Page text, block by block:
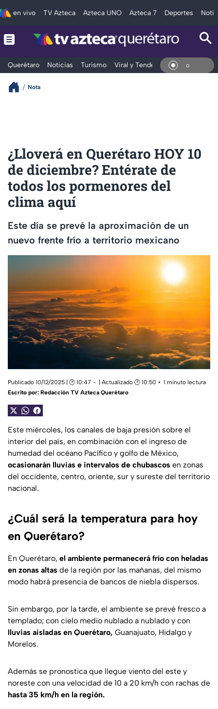
en vivo TV Azteca Azteca UNO Azteca 7 Deportes
Querétaro Noticias Turismo Viral y Tendencia Clima En
Nota
¿Lloverá en Querétaro HOY 10
de diciembre? Entérate de
todos los pormenores del
clima aquí
Este día se prevé la aproximación de un
nuevo frente frío a territorio mexicano
Publicado 10/12/2025 | 🕑 10:47 | Actualizado 🕑 10:50
1 minuto lectura
Escrito por: Redacción TV Azteca Querétaro
Este miércoles, los canales de baja presión sobre el
interior del país, en combinación con el ingreso de
humedad del océano Pacífico y golfo de México,
ocasionarán lluvias e intervalos de chubascos en zonas
del occidente, centro, oriente, sur y sureste del territorio
nacional.
¿Cuál será la temperatura para hoy
en Querétaro?
En Querétaro, el ambiente permanecerá frío con heladas
en zonas altas de la región por las mañanas, del mismo
modo habrá presencia de bancos de niebla dispersos.
Sin embargo, por la tarde, el ambiente se prevé fresco a
templado; con cielo medio nublado a nublado y con
lluvias aisladas en Querétaro, Guanajuato, Hidalgo y
Morelos.
Además se pronostica que llegue viento del este y
noreste con una velocidad de 10 a 20 km/h con rachas de
hasta 35 km/h en la región.